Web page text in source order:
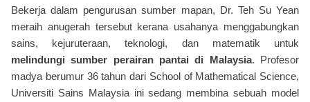
Bekerja dalam pengurusan sumber mapan, Dr. Teh Su Yean
meraih anugerah tersebut kerana usahanya menggabungkan
sains, kejuruteraan, teknologi, dan matematik untuk
melindungi sumber perairan pantai di Malaysia. Profesor
madya berumur 36 tahun dari School of Mathematical Science,
Universiti Sains Malaysia ini sedang membina sebuah model